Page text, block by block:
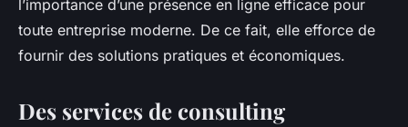
l’importance d’une présence en ligne efficace pour
toute entreprise moderne. De ce fait, elle efforce de
fournir des solutions pratiques et économiques.
Des services de consulting